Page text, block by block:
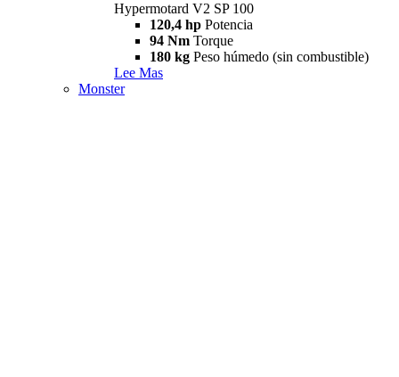
Hypermotard V2 SP 100
120,4 hp Potencia
94 Nm Torque
180 kg Peso húmedo (sin combustible)
Lee Mas
Monster